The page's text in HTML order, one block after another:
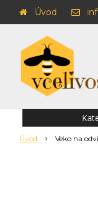
Úvod
Úvod Veko na